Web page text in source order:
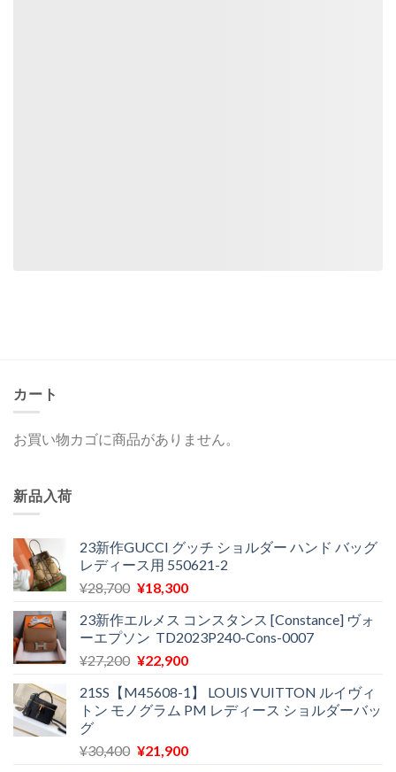
カート
お買い物カゴに商品がありません。
新品入荷
23新作GUCCI グッチ ショルダー ハンド バッグ
レディース用 550621-2
¥28,700 元
価
格
は
で
し
¥18,300現
の
価
格
¥18,300
で
23新作エルメス コンスタンス [Constance] ヴォ
ーエプソン TD2023P240-Cons-0007
¥27,200 元
価
格
¥27,200
¥22,900現
の
価
は
21SS【M45608-1】 LOUIS VUITTON ルイヴィ
トン モノグラム PM レディース ショルダーバッ
グ
¥30,400 元
¥21,900現